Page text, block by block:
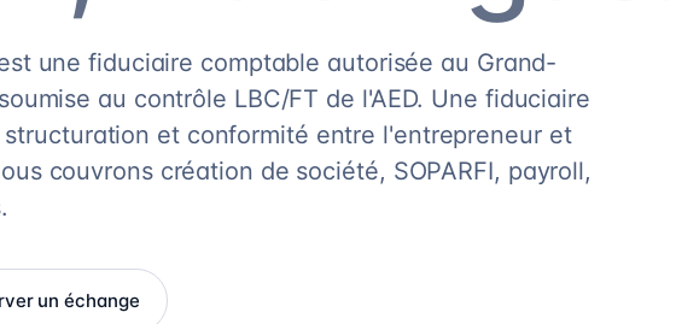
une fiduciaire comptable autorisée au Grand-
au contrôle LBC/FT de l'AED. Une fiduciaire
et conformité entre l'entrepreneur et
couvrons création de société, SOPARFI, payroll,
un échange